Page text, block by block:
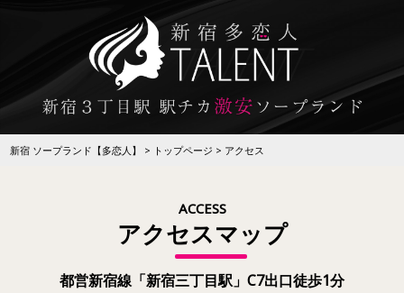
新宿 ソープランド【多恋人】 トップページ アクセス
ACCESS
アクセスマップ
都営新宿線「新宿三丁目駅」C7出口徒歩1分